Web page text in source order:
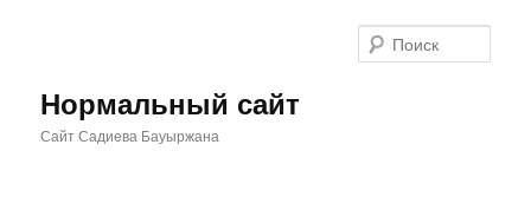
Нормальный сайт
Сайт Садиева Бауыржана